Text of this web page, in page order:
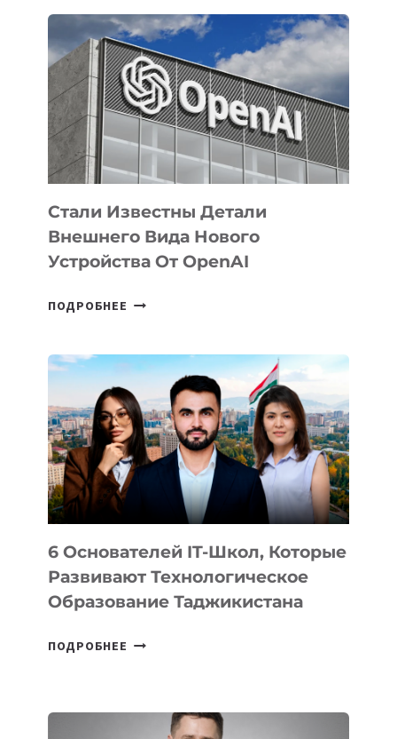
ПРИОРИТЕТНЫЕ
ЗАДАЧИ
ПО
РАЗВИТИЮ
ЭКОСИСТЕМЫ
ИСКУССТВЕННОГО
ИНТЕЛЛЕКТА
Стали Известны Детали
Внешнего Вида Нового
Устройства От OpenAI
ПОДРОБНЕЕ СТАЛИ
ВНЕШНЕГО
ВИДА
НОВОГО
УСТРОЙСТВА
ОТ
OPENAI
6 Основателей IT-Школ, Которые
Развивают Технологическое
Образование Таджикистана
ПОДРОБНЕЕ
КОТОРЫЕ